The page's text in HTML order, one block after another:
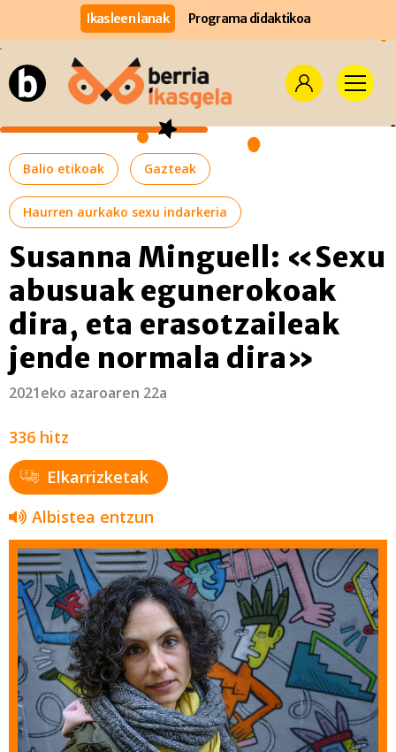
Ikasleen lanak Programa didaktikoa
Balio etikoak Gazteak
Haurren aurkako sexu indarkeria
Susanna Minguell: «Sexu
abusuak egunerokoak
dira, eta erasotzaileak
jende normala dira»
2021eko azaroaren 22a
336 hitz
Elkarrizketak
Albistea entzun